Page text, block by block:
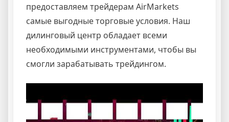
предоставляем трейдерам AirMarkets
самые выгодные торговые условия. Наш
дилинговый центр обладает всеми
необходимыми инструментами, чтобы вы
смогли зарабатывать трейдингом.